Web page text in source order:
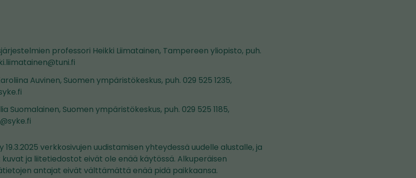
professori Heikki Liimatainen, Tampereen yliopisto, puh.
Auvinen, Suomen ympäristökeskus, puh. 029 525 1235,
Suomalainen, Suomen ympäristökeskus, puh. 029 525 1185,
verkkosivujen uudistamisen yhteydessä uudelle alustalle, ja
ja liitetiedostot eivät ole enää käytössä. Alkuperäisen
antajat eivät välttämättä enää pidä paikkaansa.